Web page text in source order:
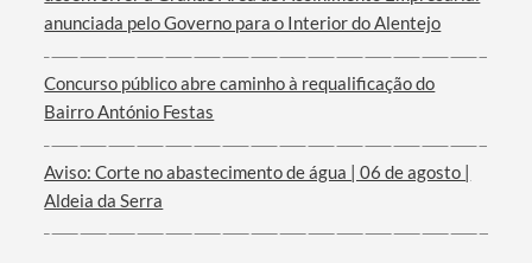
anunciada pelo Governo para o Interior do Alentejo
Concurso público abre caminho à requalificação do
Bairro António Festas
Aviso: Corte no abastecimento de água | 06 de agosto |
Aldeia da Serra